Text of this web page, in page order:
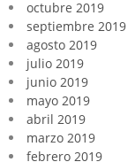
octubre 2019
septiembre 2019
agosto 2019
julio 2019
junio 2019
mayo 2019
abril 2019
marzo 2019
febrero 2019